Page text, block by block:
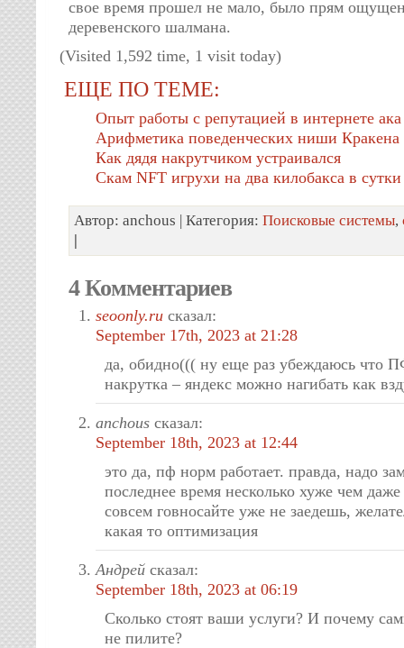
свое время прошел не мало, было прям
деревенского шалмана.
(Visited 1,592 time, 1 visit today)
ЕЩЕ ПО ТЕМЕ:
Опыт работы с репутацией в интернете
Арифметика поведенческих ниши Кракена
Как дядя накрутчиком устраивался
Скам NFT игрухи на два килобакса в сутки
Автор: anchous | Категория: Поисковые системы,
|
4 Комментариев
seoonly.ru сказал:
September 17th, 2023 at 21:28
да, обидно((( ну еще раз убеждаюсь что
накрутка – яндекс можно нагибать как
anchous сказал:
September 18th, 2023 at 12:44
это да, пф норм работает. правда, надо
последнее время несколько хуже чем даже
совсем говносайте уже не заедешь,
какая то оптимизация
Андрей сказал:
September 18th, 2023 at 06:19
Сколько стоят ваши услуги? И почему
не пилите?